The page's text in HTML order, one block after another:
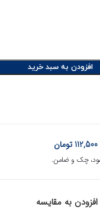
افزودن به سبد خرید
112,500 تومان
افزودن به مقایسه